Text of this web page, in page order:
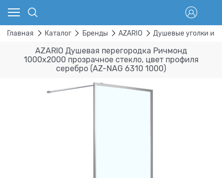
Главная Каталог Бренды AZARIO Душевые уголки и
AZARIO Душевая перегородка Ричмонд
1000х2000 прозрачное стекло, цвет профиля
серебро (AZ-NAG 6310 1000)